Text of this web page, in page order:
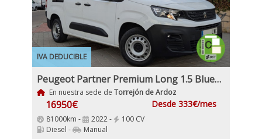
IVA DEDUCIBLE
Peugeot Partner Premium Long 1.5 BlueHDi 100Cv Etiqueta C IVA y Garantía Incl
En nuestra sede de Torrejón de Ardoz
16950€ Desde 333€/mes
81000km - 2022 -
100 CV
Diesel -
Manual